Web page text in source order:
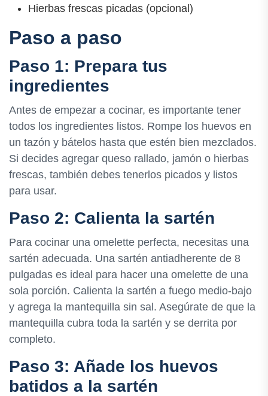
Hierbas frescas picadas (opcional)
Paso a paso
Paso 1: Prepara tus
ingredientes
Antes de empezar a cocinar, es importante tener
todos los ingredientes listos. Rompe los huevos en
un tazón y bátelos hasta que estén bien mezclados.
Si decides agregar queso rallado, jamón o hierbas
frescas, también debes tenerlos picados y listos
para usar.
Paso 2: Calienta la sartén
Para cocinar una omelette perfecta, necesitas una
sartén adecuada. Una sartén antiadherente de 8
pulgadas es ideal para hacer una omelette de una
sola porción. Calienta la sartén a fuego medio-bajo
y agrega la mantequilla sin sal. Asegúrate de que la
mantequilla cubra toda la sartén y se derrita por
completo.
Paso 3: Añade los huevos
batidos a la sartén